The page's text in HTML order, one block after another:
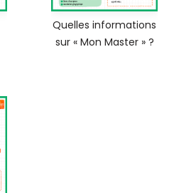
Quelles informations
sur « Mon Master » ?